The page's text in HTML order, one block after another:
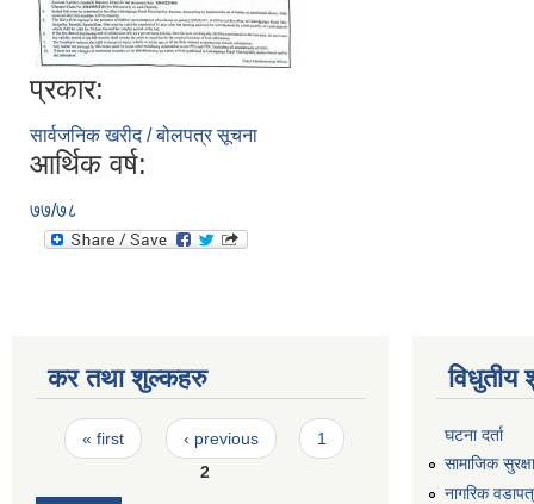
प्रकार:
सार्वजनिक खरीद / बोलपत्र सूचना
आर्थिक वर्ष:
७७/७८
कर तथा शुल्कहरु
Pages
« first ‹ previous
1
2
विधुतीय
घटना दर्ता
सामाजिक सुरक्षा
नागरिक